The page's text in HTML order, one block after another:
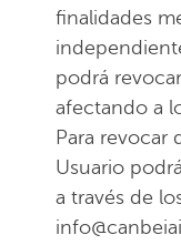
finalidades
podrá
afectando a
Para
Usuario
a través de